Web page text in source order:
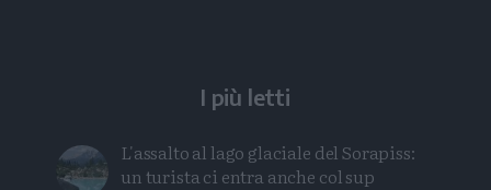
I più letti
L'assalto al lago glaciale del Sorapiss:
un turista ci entra anche col sup